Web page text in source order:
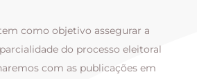
como objetivo assegurar a
do processo eleitoral
com as publicações em